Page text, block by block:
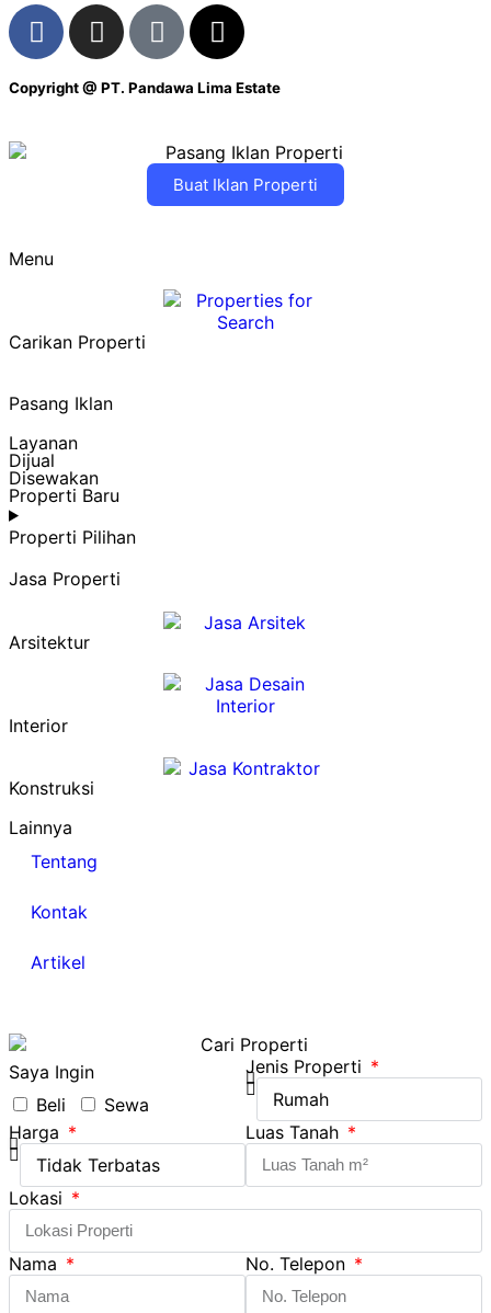
Copyright @ PT. Pandawa Lima Estate
Buat Iklan Properti
Menu
Carikan Properti
Pasang Iklan
Layanan
Dijual
Disewakan
Properti Baru
Properti Pilihan
Jasa Properti
Arsitektur
Interior
Konstruksi
Lainnya
Tentang
Kontak
Artikel
Saya Ingin
Beli
Sewa
Jenis Properti
Harga Luas Tanah
Lokasi
Nama No. Telepon